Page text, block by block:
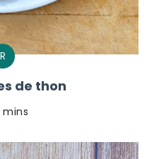
R
de thon
mins